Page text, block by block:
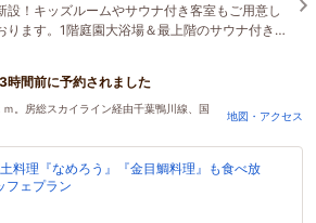
設！キッズルームやサウナ付き客室もご用意し
ります。1階庭園大浴場＆最上階のサウナ付き大
や貸切風呂もお楽しみください。
3時間前に予約されました
。房総スカイライン経由千葉鴨川線、国
地図・アクセス
料理『なめろう』『金目鯛料理』も食べ放
フェプラン